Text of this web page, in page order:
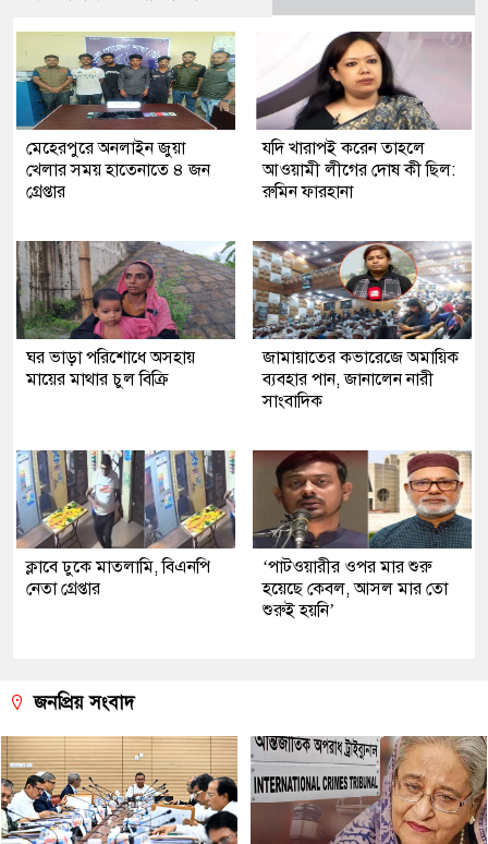
মেহেরপুরে অনলাইন জুয়া
খেলার সময় হাতেনাতে ৪ জন
গ্রেপ্তার
যদি খারাপই করেন তাহলে
আওয়ামী লীগের দোষ কী ছিল:
রুমিন ফারহানা
ঘর ভাড়া পরিশোধে অসহায়
মায়ের মাথার চুল বিক্রি
জামায়াতের কভারেজে অমায়িক
ব্যবহার পান, জানালেন নারী
সাংবাদিক
ক্লাবে ঢুকে মাতলামি, বিএনপি
নেতা গ্রেপ্তার
‘পাটওয়ারীর ওপর মার শুরু
হয়েছে কেবল, আসল মার তো
শুরুই হয়নি’
জনপ্রিয় সংবাদ